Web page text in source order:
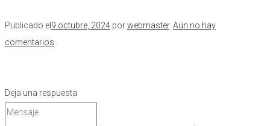
Publicado el 9 octubre, 2024 porwebmaster. Aún no hay
comentarios
Deja una respuesta